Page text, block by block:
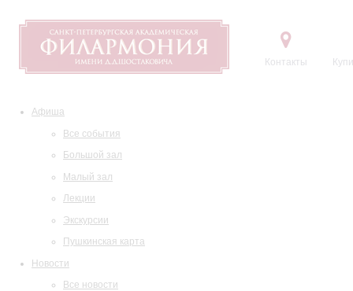
Контакты
Афиша
Все события
Большой зал
Малый зал
Лекции
Экскурсии
Пушкинская карта
Новости
Все новости